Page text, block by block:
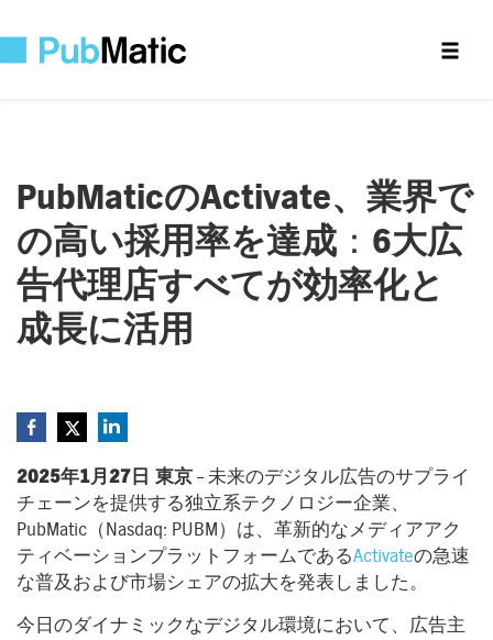
PubMaticのActivate、業界で
の高い採用率を達成 ：6大広
告代理店すべてが効率化と
成長に活用
2025年1月27日 東京 – 未来のデジタル広告のサプライ
チェーンを提供する独立系テクノロジー企業、
PubMatic（Nasdaq: PUBM）は、革新的なメディアアク
ティベーションプラットフォームであるActivateの急速
な普及および市場シェアの拡大を発表しました。
今日のダイナミックなデジタル環境において、広告主